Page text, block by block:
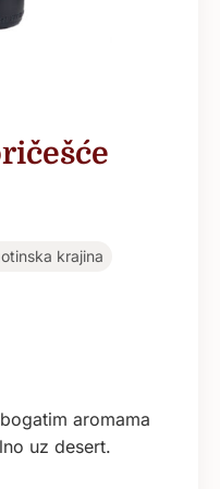
krajina
aromama
uz desert.